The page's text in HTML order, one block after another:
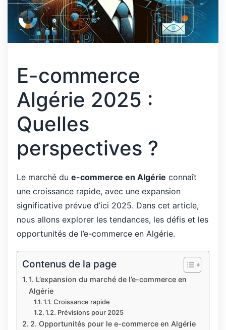
E-commerce
Algérie 2025 :
Quelles
perspectives ?
Le marché du e-commerce en Algérie connaît
une croissance rapide, avec une expansion
significative prévue d’ici 2025. Dans cet article,
nous allons explorer les tendances, les défis et les
opportunités de l’e-commerce en Algérie.
Contenus de la page
1. L’expansion du marché de l’e-commerce en
Algérie
1.1. Croissance rapide
1.2. Prévisions pour 2025
2. Opportunités pour le e-commerce en Algérie